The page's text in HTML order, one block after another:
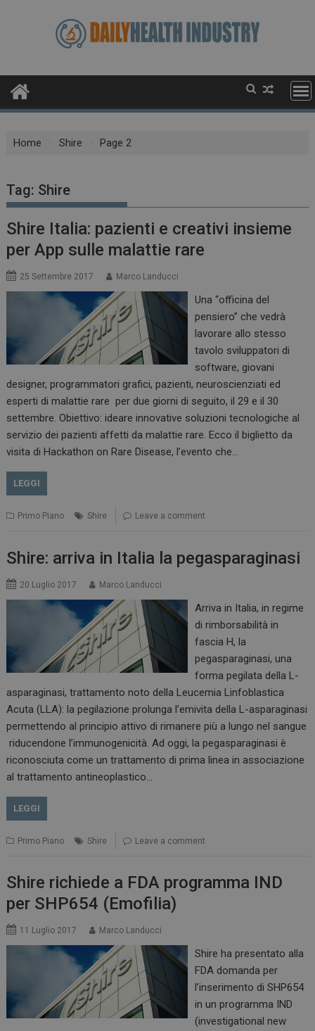
Home Shire Page 2
Tag: Shire
Shire Italia: pazienti e creativi insieme
per App sulle malattie rare
25 Settembre 2017 Marco Landucci
Una “officina del
pensiero” che vedrà
lavorare allo stesso
tavolo sviluppatori di
software, giovani
designer, programmatori grafici, pazienti, neuroscienziati ed
esperti di malattie rare per due giorni di seguito, il 29 e il 30
settembre. Obiettivo: ideare innovative soluzioni tecnologiche al
servizio dei pazienti affetti da malattie rare. Ecco il biglietto da
visita di Hackathon on Rare Disease, l’evento che…
LEGGI
Primo Piano Shire Leave a comment
Shire: arriva in Italia la pegasparaginasi
20 Luglio 2017 Marco Landucci
Arriva in Italia, in regime
di rimborsabilità in
fascia H, la
pegasparaginasi, una
forma pegilata della L-
asparaginasi, trattamento noto della Leucemia Linfoblastica
Acuta (LLA): la pegilazione prolunga l’emivita della L-asparaginasi
permettendo al principio attivo di rimanere più a lungo nel sangue
riducendone l’immunogenicità. Ad oggi, la pegasparaginasi è
riconosciuta come un trattamento di prima linea in associazione
al trattamento antineoplastico…
LEGGI
Primo Piano Shire Leave a comment
Shire richiede a FDA programma IND
per SHP654 (Emofilia)
11 Luglio 2017 Marco Landucci
Shire ha presentato alla
FDA domanda per
l’inserimento di SHP654
in un programma IND
(investigational new